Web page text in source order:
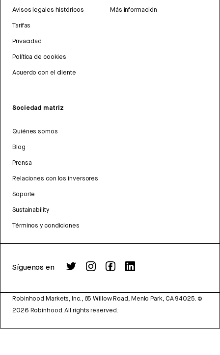
Avisos legales históricos
Tarifas
Privacidad
Política de cookies
Acuerdo con el cliente
Más información
Sociedad matriz
Quiénes somos
Blog
Prensa
Relaciones con los inversores
Soporte
Sustainability
Términos y condiciones
Síguenos en
Robinhood Markets, Inc., 85 Willow Road, Menlo Park, CA 94025. ©
2026 Robinhood. All rights reserved.